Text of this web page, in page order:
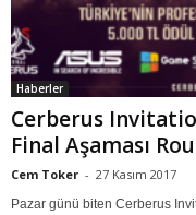
Haberler
Cerberus
Final Aşaması
Cem Toker - 27 Kasım 2017
Pazar günü biten Cerberus